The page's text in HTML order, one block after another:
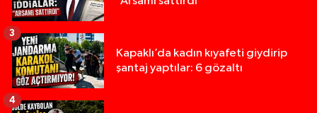
Kapaklı’da kadın kıyafeti giydirip
şantaj yaptılar: 6 gözaltı
3
4